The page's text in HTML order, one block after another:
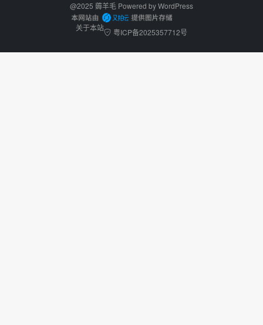
@2025 薅羊毛 Powered byWordPress
关于本站 粤ICP备2025357712号